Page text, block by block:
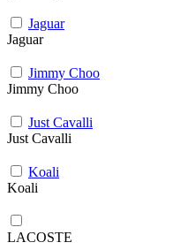
Jaguar
Jaguar
Jimmy Choo
Jimmy Choo
Just Cavalli
Just Cavalli
Koali
Koali
LACOSTE